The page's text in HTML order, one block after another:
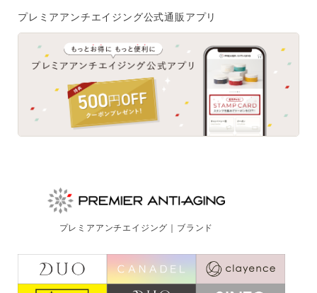
フォームでのお問合わせはこちら
プレミアアンチエイジング公式通販アプリ
プレミアアンチエイジング｜ブランド